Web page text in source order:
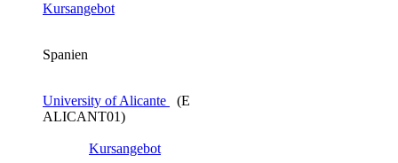
Kursangebot
Spanien
University of Alicante
(E
ALICANT01)
Kursangebot